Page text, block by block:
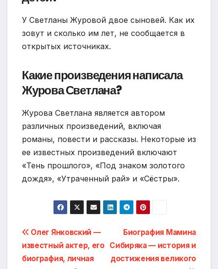
У Светланы Журовой двое сыновей. Как их
зовут и сколько им лет, не сообщается в
открытых источниках.
Какие произведения написала
Журова Светлана?
Журова Светлана является автором
различных произведений, включая
романы, повести и рассказы. Некоторые из
ее известных произведений включают
«Тень прошлого», «Под знаком золотого
дождя», «Утраченный рай» и «Сёстры».
Навигация
по
Биография Мамина
Сибиряка — история и
достижения великого
Олег Янковский —
известный актер, его
биография, личная